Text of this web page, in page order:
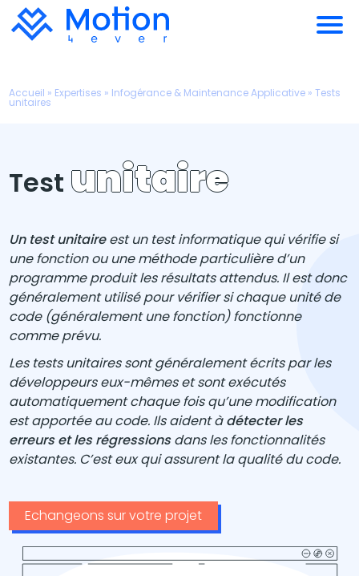
Accueil » Expertises » Infogérance & Maintenance Applicative »Tests
unitaires
Test unitaire
Un test unitaireest un test informatique qui vérifie si
une fonction ou une méthode particulière d’un
programme produit les résultats attendus. Il est donc
généralement utilisé pour vérifier si chaque unité de
code (généralement une fonction) fonctionne
comme prévu.
Les tests unitaires sont généralement écrits par les
développeurs eux-mêmes et sont exécutés
automatiquement chaque fois qu’une modification
est apportée au code. Ils aident àdétecter les
erreurs et les régressionsdans les fonctionnalités
existantes. C’est eux qui assurent la qualité du code.
Echangeons sur votre projet